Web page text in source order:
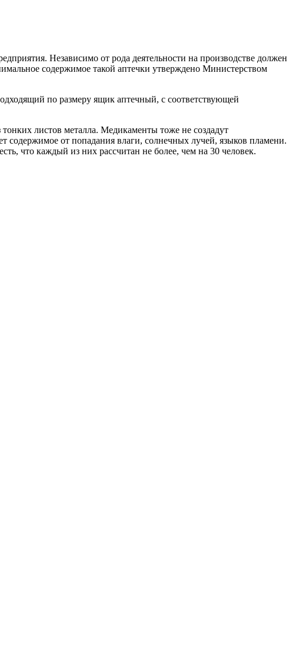
Независимо от рода деятельности на производстве должен
содержимое такой аптечки утверждено Министерством
по размеру ящик аптечный, с соответствующей
листов металла. Медикаменты тоже не создадут
содержимое от попадания влаги, солнечных лучей, языков пламени.
что каждый из них рассчитан не более, чем на 30 человек.